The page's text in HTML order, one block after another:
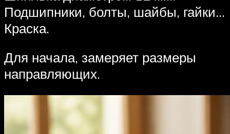
Подшипники, болты, шайбы, гайки…
Краска.
Для начала, замеряет размеры
направляющих.